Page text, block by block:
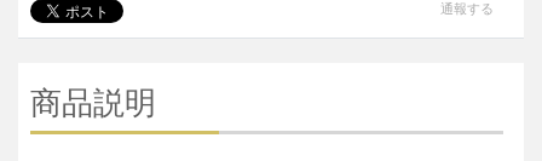
通報する
商品説明